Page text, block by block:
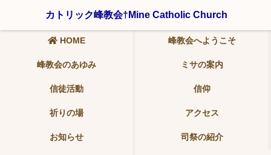
HOME 峰教会へようこそ
峰教会のあゆみ ミサの案内
信徒活動 信仰
祈りの場 アクセス
お知らせ 司祭の紹介
カトリック峰教会†Mine Catholic Church